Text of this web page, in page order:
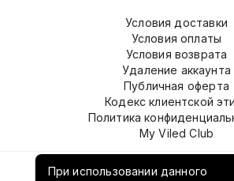
При использовании данного
О компании
Условия доставки
Условия оплаты
Условия возврата
Удаление аккаунта
Публичная оферта
Кодекс клиентской
Политика
My Viled Club